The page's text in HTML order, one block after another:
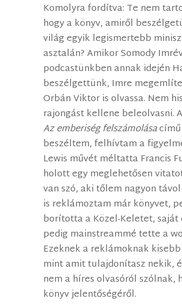
Komolyra fordítva: Te nem
hogy a könyv, amiről
világ egyik legismertebb
asztalán? Amikor Somody
podcastünkben annak idején
beszélgettünk, Imre
Orbán Viktor is olvassa. Nem
rajongást kellene beleolvasni.
Az emberiség felszámolásacímű
beszéltem, felhívtam a
Lewis művét méltatta Francis
holott egy meglehetősen
van szó, aki tőlem nagyon
is reklámoztam már könyvet,
borította a Közel-Keletet, saját
pedig mainstreammé tette a
Ezeknek a reklámoknak
mint amit tulajdonítasz nekik,
nem a híres olvasóról szólnak,
könyv jelentőségéről.